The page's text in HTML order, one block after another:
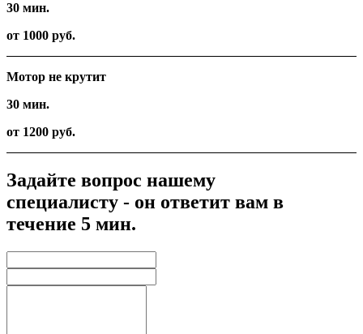
30 мин.
от 1000 руб.
Мотор не крутит
30 мин.
от 1200 руб.
Задайте вопрос нашему
специалисту - он ответит вам в
течение 5 мин.